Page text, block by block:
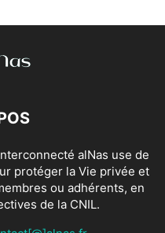
alNas use de
protéger la Vie privée et
ou adhérents, en
de la CNIL.